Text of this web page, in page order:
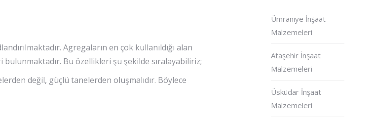
Agregaların en çok kullanıldığı alan
bulunmaktadır. Bu özellikleri şu şekilde sıralayabiliriz;
değil, güçlü tanelerden oluşmalıdır. Böylece
Ümraniye İnşaat
Malzemeleri
Ataşehir İnşaat
Malzemeleri
Üsküdar İnşaat
Malzemeleri